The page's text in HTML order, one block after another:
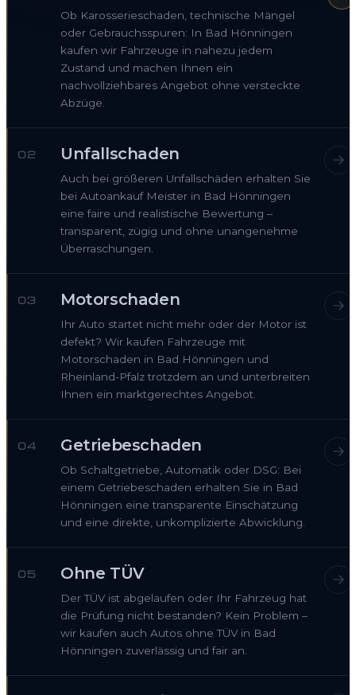
Ob Karosserieschaden, technische Mängel
oder Gebrauchsspuren: In Bad Hönningen
kaufen wir Fahrzeuge in nahezu jedem
Zustand und machen Ihnen ein
nachvollziehbares Angebot ohne versteckte
Abzüge.
02 Unfallschaden
Auch bei größeren Unfallschäden erhalten Sie
bei Autoankauf Meister in Bad Hönningen
eine faire und realistische Bewertung –
transparent, zügig und ohne unangenehme
Überraschungen.
03 Motorschaden
Ihr Auto startet nicht mehr oder der Motor ist
defekt? Wir kaufen Fahrzeuge mit
Motorschaden in Bad Hönningen und
Rheinland-Pfalz trotzdem an und unterbreiten
Ihnen ein marktgerechtes Angebot.
04 Getriebeschaden
Ob Schaltgetriebe, Automatik oder DSG: Bei
einem Getriebeschaden erhalten Sie in Bad
Hönningen eine transparente Einschätzung
und eine direkte, unkomplizierte Abwicklung.
05 Ohne TÜV
Der TÜV ist abgelaufen oder Ihr Fahrzeug hat
die Prüfung nicht bestanden? Kein Problem –
wir kaufen auch Autos ohne TÜV in Bad
Hönningen zuverlässig und fair an.